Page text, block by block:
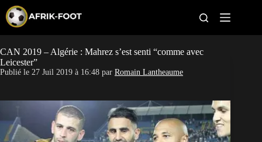
p
o
c
o
t
n
CAN féminine
Pays
Clubs
CAN 2019 – Algérie : Mahrez s’est senti “comme avec
Leicester”
Publié le 27 Juil 2019 à 16:48 par Romain Lantheaume